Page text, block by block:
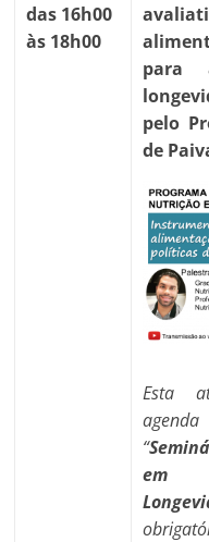
das 16h00
às 18h00
para
pelo
de
Esta
“
em